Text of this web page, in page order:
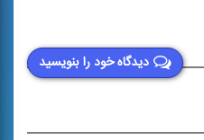
دیدگاه خود را بنویسید